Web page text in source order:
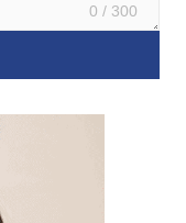
0 / 300